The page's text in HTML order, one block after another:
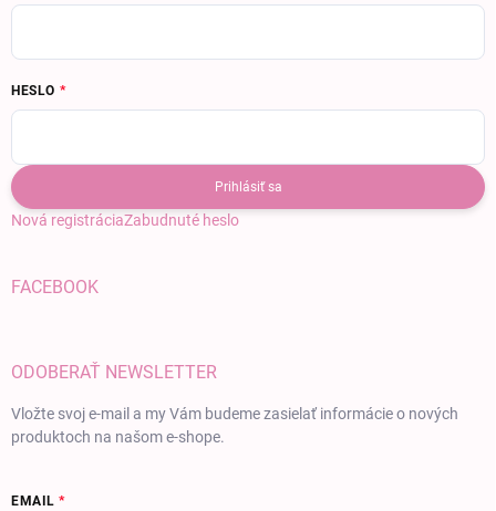
HESLO
Prihlásiť sa
Nová registráciaZabudnuté heslo
FACEBOOK
ODOBERAŤ NEWSLETTER
Vložte svoj e-mail a my Vám budeme zasielať informácie o nových
produktoch na našom e-shope.
EMAIL